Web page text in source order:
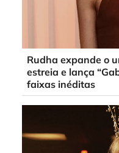
Rudha expande o
estreia e lança
faixas inéditas